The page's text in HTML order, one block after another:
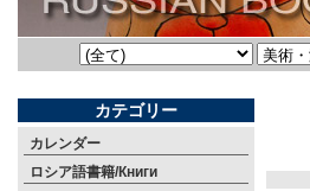
カテゴリー
カレンダー
ロシア語書籍/Книги